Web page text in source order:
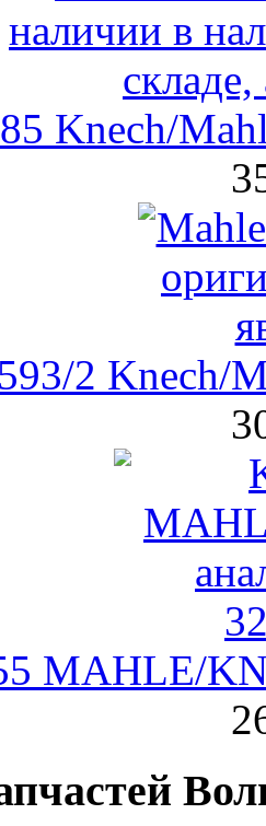
Knech/
2 Knech/
MAHLE/